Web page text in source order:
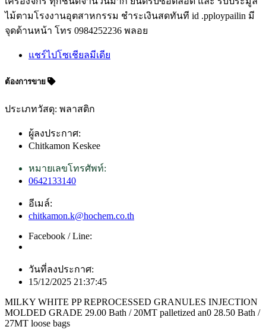
ไม้ตามโรงงานอุตสาหกรรม ชำระเงินสดทันที id .pploypailin มี
จุดด้านหน้า โทร 0984252236 พลอย
แชร์ไปโซเชียลมีเดีย
ต้องการขาย
ประเภทวัสดุ: พลาสติก
ผู้ลงประกาศ:
Chitkamon Keskee
หมายเลขโทรศัพท์:
0642133140
อีเมล์:
chitkamon.k@hochem.co.th
Facebook / Line:
วันที่ลงประกาศ:
15/12/2025 21:37:45
MILKY WHITE PP REPROCESSED GRANULES INJECTION
MOLDED GRADE 29.00 Bath / 20MT palletized an0 28.50 Bath /
27MT loose bags